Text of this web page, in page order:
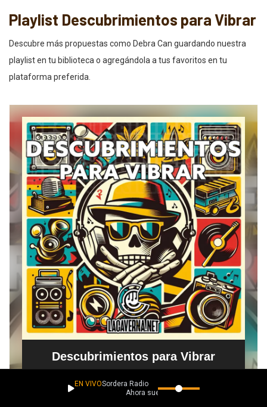
Playlist Descubrimientos para Vibrar
Descubre más propuestas como Debra Can guardando nuestra
playlist en tu biblioteca o agregándola a tus favoritos en tu
plataforma preferida.
EN VIVOSordera Radio
Ahora suena